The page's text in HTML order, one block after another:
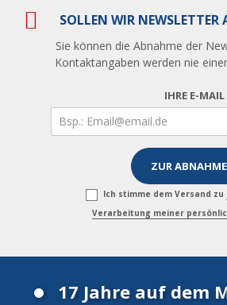
SOLLEN WIR
Sie können die Abnahme der
Kontaktangaben werden nie
IHRE E-
Ich stimme dem Versand zu
Verarbeitung meiner
17 Jahre auf dem